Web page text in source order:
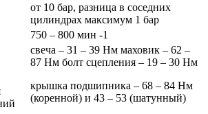
от 10 бар, разница в соседних
цилиндрах максимум 1 бар
750 – 800 мин -1
свеча – 31 – 39 Нм маховик – 62 –
87 Нм болт сцепления – 19 – 30 Нм
крышка подшипника – 68 – 84 Нм
(коренной) и 43 – 53 (шатунный)